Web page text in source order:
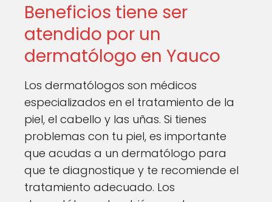
Beneficios tiene ser
atendido por un
dermatólogo en Yauco
Los dermatólogos son médicos
especializados en el tratamiento de la
piel, el cabello y las uñas. Si tienes
problemas con tu piel, es importante
que acudas a un dermatólogo para
que te diagnostique y te recomiende el
tratamiento adecuado. Los